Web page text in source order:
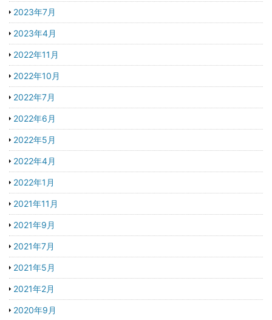
2023年7月
2023年4月
2022年11月
2022年10月
2022年7月
2022年6月
2022年5月
2022年4月
2022年1月
2021年11月
2021年9月
2021年7月
2021年5月
2021年2月
2020年9月